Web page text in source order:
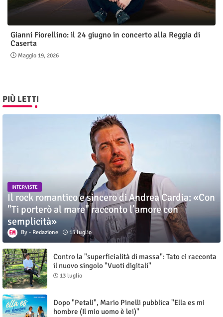
Gianni Fiorellino: il 24 giugno in concerto alla Reggia di
Caserta
Maggio 19, 2026
PIÙ LETTI
INTERVISTE
Il rock romantico e sincero di Andrea Cardia: «Con
"Ti porterò al mare" racconto l’amore con
semplicità»
Redazione 13 luglio
Contro la "superficialità di massa": Tato ci racconta
il nuovo singolo "Vuoti digitali"
13 luglio
Dopo "Petali", Mario Pinelli pubblica "Ella es mi
hombre (Il mio uomo è lei)"